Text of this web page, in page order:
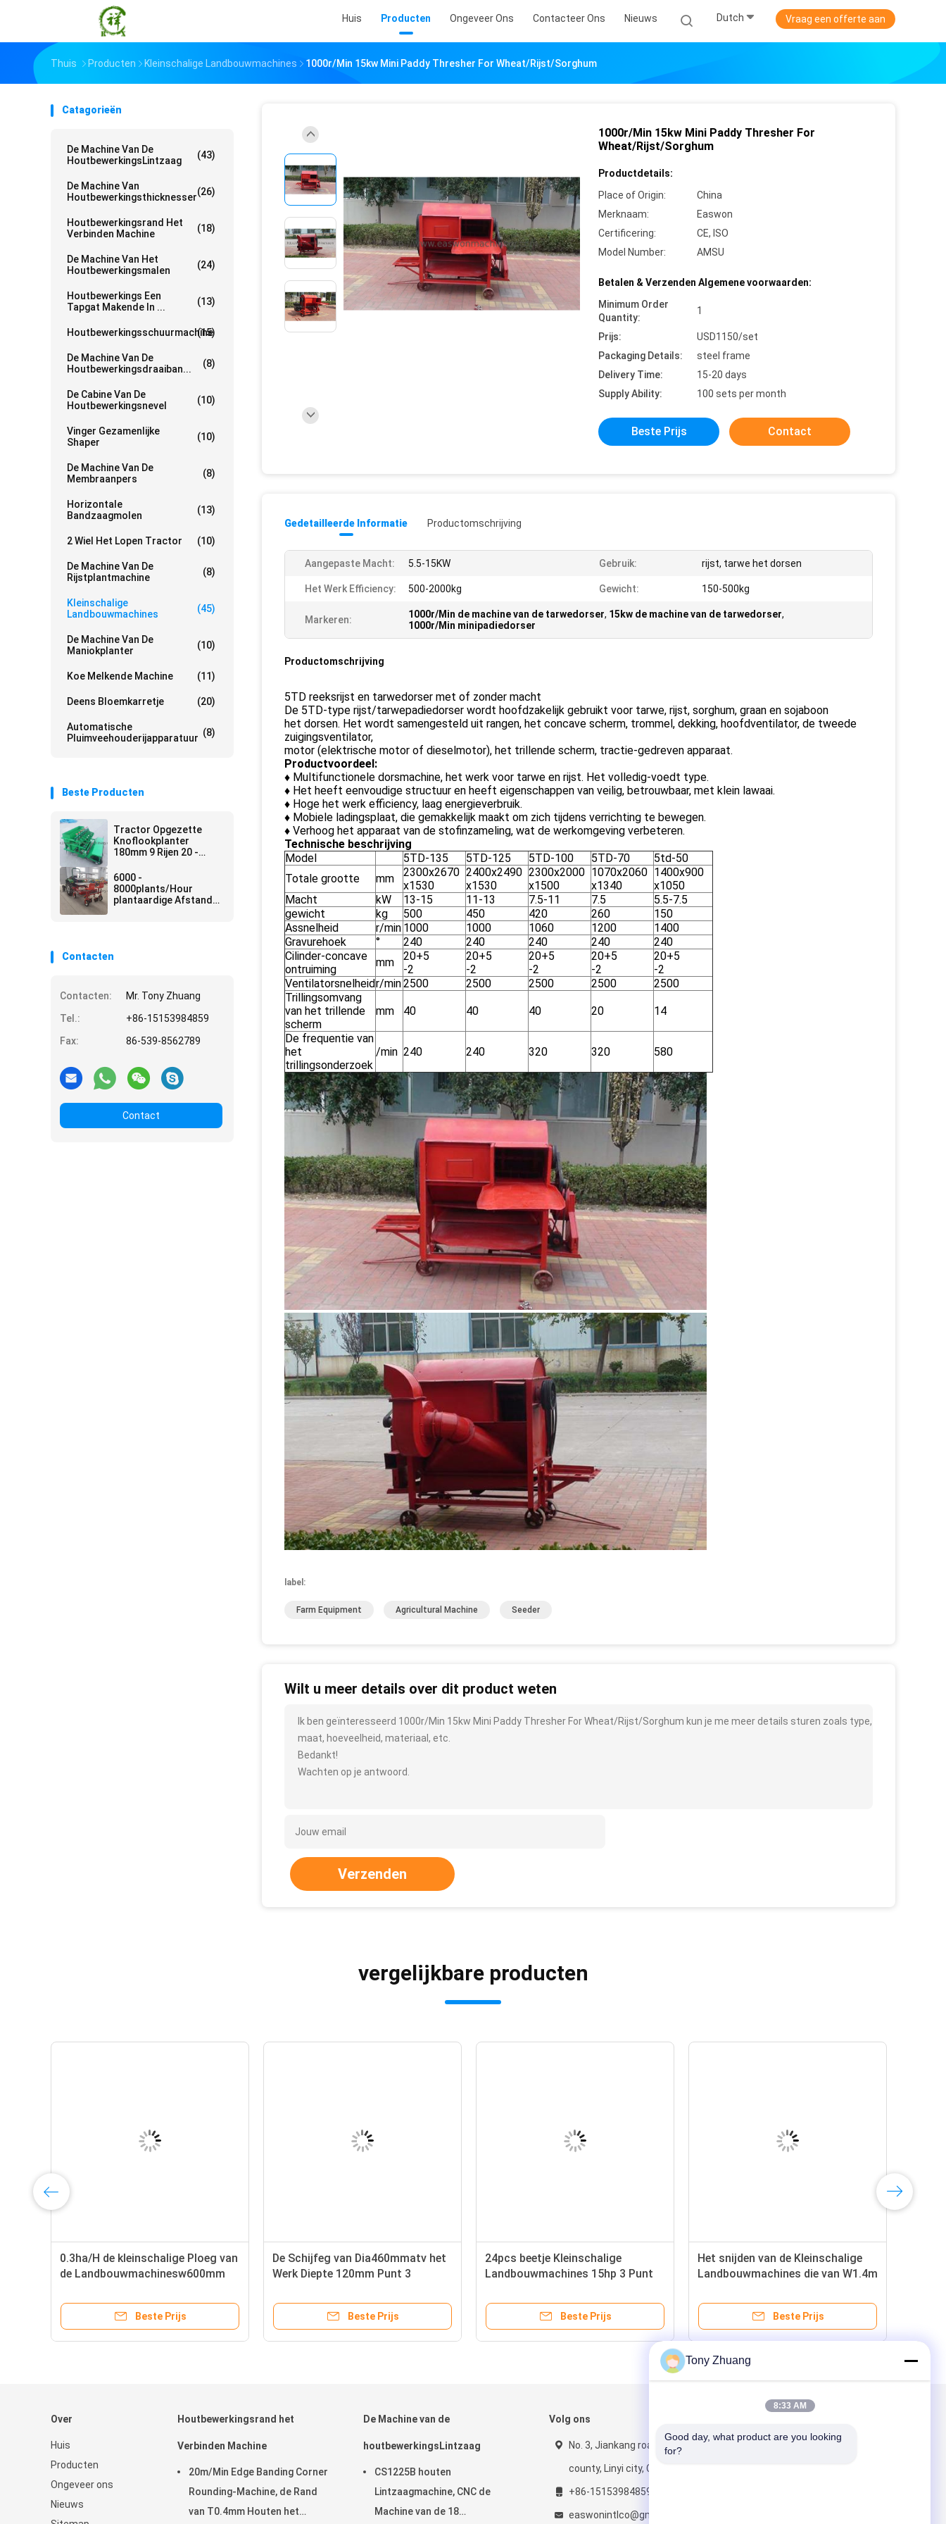
Huis Producten Ongeveer Ons Contacteer Ons Nieuws Dutch Vraag een offerte aan
Thuis Producten Kleinschalige Landbouwmachines 1000r/Min 15kw Mini Paddy Thresher For Wheat/Rijst/Sorghum
Catagorieën
De Machine Van De
HoutbewerkingsLintzaag
(43)
De Machine Van
Houtbewerkingsthicknesser(26)
Houtbewerkingsrand Het
Verbinden Machine
(18)
De Machine Van Het
Houtbewerkingsmalen
(24)
Houtbewerkings Een
Tapgat Makende In ...
(13)
Houtbewerkingsschuurmachine
(15)
De Machine Van De
Houtbewerkingsdraaiban...
(8)
De Cabine Van De
Houtbewerkingsnevel
(10)
Vinger Gezamenlijke
Shaper
(10)
De Machine Van De
Membraanpers
(8)
Horizontale
Bandzaagmolen
(13)
2 Wiel Het Lopen Tractor (10)
De Machine Van De
Rijstplantmachine
(8)
Kleinschalige
Landbouwmachines
(45)
De Machine Van De
Maniokplanter
(10)
Koe Melkende Machine (11)
Deens Bloemkarretje (20)
Automatische
Pluimveehouderijapparatuur (8)
Beste Producten
Tractor Opgezette
Knoflookplanter
180mm 9 Rijen 20 -
Macht
6000 -
8000plants/Hour
plantaardige Afstand
Contacten
Contacten:
Mr. Tony Zhuang
Tel.:
+86-15153984859
Fax:
86-539-8562789
Contact
1000r/Min 15kw Mini Paddy Thresher For
Wheat/Rijst/Sorghum
Productdetails:
Place of Origin:
China
Merknaam:
Easwon
Certificering:
CE, ISO
Model Number:
AMSU
Betalen & Verzenden Algemene voorwaarden:
Minimum Order
Quantity:
1
Prijs:
USD1150/set
Packaging Details:
steel frame
Delivery Time:
15-20 days
Supply Ability:
100 sets per month
Beste Prijs Contact
Gedetailleerde Informatie Productomschrijving
Aangepaste Macht: 5.5-15KW Gebruik: rijst, tarwe het dorsen
Het Werk Efficiency: 500-2000kg Gewicht: 150-500kg
Markeren: 1000r/Min de machine van de tarwedorser, 15kw de machine van de tarwedorser,
1000r/Min minipadiedorser
Productomschrijving
5TD reeksrijst en tarwedorser met of zonder macht
De 5TD-type rijst/tarwepadiedorser wordt hoofdzakelijk gebruikt voor tarwe, rijst, sorghum, graan en sojaboon
het dorsen. Het wordt samengesteld uit rangen, het concave scherm, trommel, dekking, hoofdventilator, de tweede
zuigingsventilator,
motor (elektrische motor of dieselmotor), het trillende scherm, tractie-gedreven apparaat.
Productvoordeel:
♦ Multifunctionele dorsmachine, het werk voor tarwe en rijst. Het volledig-voedt type.
♦ Het heeft eenvoudige structuur en heeft eigenschappen van veilig, betrouwbaar, met klein lawaai.
♦ Hoge het werk efficiency, laag energieverbruik.
♦ Mobiele ladingsplaat, die gemakkelijk maakt om zich tijdens verrichting te bewegen.
♦ Verhoog het apparaat van de stofinzameling, wat de werkomgeving verbeteren.
Technische beschrijving
Model
5TD-135 5TD-125 5TD-100 5TD-70
5td-50
Totale grootte
mm
2300x2670
x1530
2400x2490
x1530
2300x2000
x1500
1070x2060
x1340
1400x900
x1050
Macht
kW 13-15 11-13 7.5-11 7.5
5.5-7.5
gewicht
kg 500 450 420 260
150
Assnelheid
r/min 1000 1000 1060 1200
1400
Gravurehoek
° 240 240 240 240
240
Cilinder-concave
ontruiming
mm
20+5
-2
20+5
-2
20+5
-2
20+5
-2
20+5
-2
Ventilatorsnelheidr/min2500 2500 2500 2500
2500
Trillingsomvang
van het trillende
scherm
mm 40 40 40 20 14
De frequentie van
het
trillingsonderzoek
/min 240 240 320 320 580
label:
Farm Equipment Agricultural Machine Seeder
Wilt u meer details over dit product weten
Ik ben geïnteresseerd 1000r/Min 15kw Mini Paddy Thresher For Wheat/Rijst/Sorghum kun je me meer details sturen zoals type,
maat, hoeveelheid, materiaal, etc.
Bedankt!
Wachten op je antwoord.
Verzenden
vergelijkbare producten
0.3ha/H de kleinschalige Ploeg van
de Landbouwmachinesw600mm
Beste Prijs
De Schijfeg van Dia460mmatv het
Werk Diepte 120mm Punt 3
Beste Prijs
24pcs beetje Kleinschalige
Landbouwmachines 15hp 3 Punt
Beste Prijs
Het snijden van de Kleinschalige
Landbouwmachines die van W1.4m
Landbouwgras harken
Beste Prijs
Over
Huis
Producten
Ongeveer ons
Nieuws
Houtbewerkingsrand het
Verbinden Machine
20m/Min Edge Banding Corner
Rounding-Machine, de Rand
van T0.4mm Houten het
De Machine van de
houtbewerkingsLintzaag
CS1225B houten
Lintzaagmachine, CNC de
Machine van de 18
Volg ons
No. 3, Jiankang road, Yishui
county, Linyi city, China
+86-15153984859
easwonintlco@gmail.com;
Tony Zhuang
8:33 AM
Good day, what product are you looking
for?